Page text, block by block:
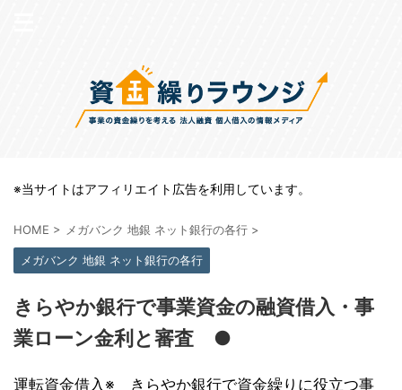
※当サイトはアフィリエイト広告を利用しています。
HOME > メガバンク 地銀 ネット銀行の各行 >
メガバンク 地銀 ネット銀行の各行
きらやか銀行で事業資金の融資借入・事
業ローン金利と審査 ●
運転資金借入※ きらやか銀行で資金繰りに役立つ事